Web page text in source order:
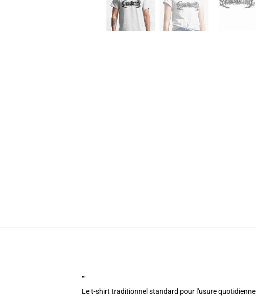
""
Le t-shirt traditionnel standard pour l'usure quotidienne